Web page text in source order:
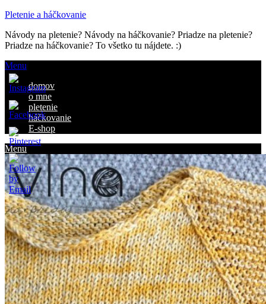
Pletenie a háčkovanie
Návody na pletenie? Návody na háčkovanie? Priadze na pletenie?
Priadze na háčkovanie? To všetko tu nájdete. :)
Menu
domov
o mne
pletenie
háčkovanie
E-shop
Menu